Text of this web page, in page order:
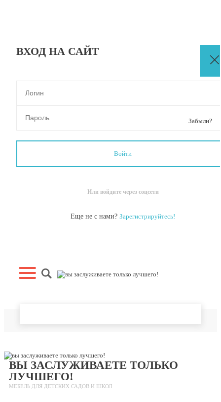
ВХОД НА САЙТ
Забыли?
Или войдите через соцсети
Еще не с нами? Зарегистрируйтесь!
ВЫ ЗАСЛУЖИВАЕТЕ ТОЛЬКО
ЛУЧШЕГО!
МЕБЕЛЬ ДЛЯ ДЕТСКИХ САДОВ И ШКОЛ